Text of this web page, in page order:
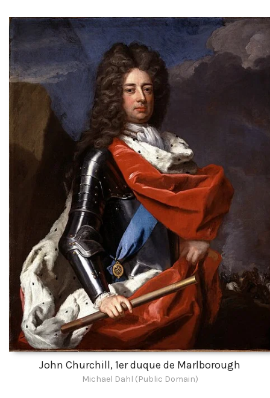
John Churchill, 1er duque de Marlborough
Michael Dahl (Public Domain)